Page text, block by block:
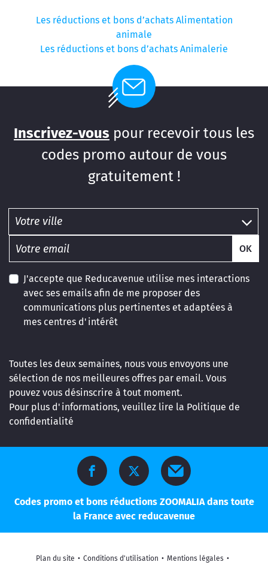
Les réductions et bons d’achats Alimentation
animale
Les réductions et bons d’achats Animalerie
Inscrivez-vous pour recevoir tous les
codes promo autour de vous
gratuitement !
OK
J'accepte que Reducavenue utilise mes interactions
avec ses emails afin de me proposer des
communications plus pertinentes et adaptées à
mes centres d'intérêt
Toutes les deux semaines, nous vous envoyons une
sélection de nos meilleures offres par email. Vous
pouvez vous désinscrire à tout moment.
Pour plus d'informations, veuillez lire la Politique de
confidentialité
Codes promo et bons réductions ZOOMALIA dans toute
la France avec reducavenue
Plan du site • Conditions d'utilisation • Mentions légales •